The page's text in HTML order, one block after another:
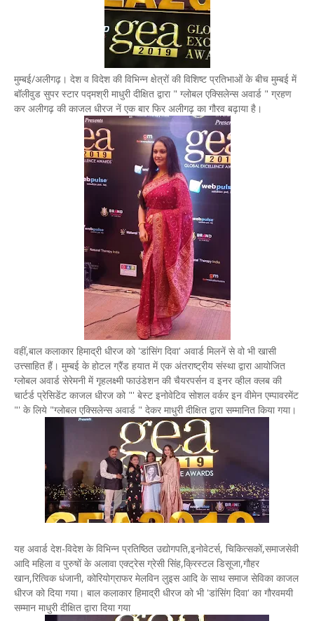
मुम्बई/अलीगढ़। देश व विदेश की विभिन्न क्षेत्रों की विशिष्ट प्रतिभाओं के बीच मुम्बई में
बॉलीवुड सुपर स्टार पद्मश्री माधुरी दीक्षित द्वारा " ग्लोबल एक्सिलेन्स अवार्ड " ग्रहण
कर अलीगढ़ की काजल धीरज नें एक बार फिर अलीगढ़ का गौरव बढ़ाया है।
वहीं,बाल कलाकार हिमाद्री धीरज को 'डांसिंग दिवा' अवार्ड मिलनें से वो भी खासी
उत्त्साहित हैं। मुम्बई के होटल ग्रैंड हयात में एक अंतराष्ट्रीय संस्था द्वारा आयोजित
ग्लोबल अवार्ड सेरेमनी में गृहलक्ष्मी फाउंडेशन की चैयरपर्सन व इनर व्हील क्लब की
चार्टर्ड प्रेसिडेंट काजल धीरज को "' बेस्ट इनोवेटिव सोशल वर्कर इन वीमेन एम्पावरमेंट
"' के लिये "ग्लोबल एक्सिलेन्स अवार्ड " देकर माधुरी दीक्षित द्वारा सम्मानित किया गया।
यह अवार्ड देश-विदेश के विभिन्न प्रतिष्ठित उद्योगपति,इनोवेटर्स, चिकित्सकों,समाजसेवी
आदि महिला व पुरुषों के अलावा एक्ट्रेस ग्रेसी सिंह,क्रिस्टल डिसूजा,गौहर
खान,रित्विक धंजानी, कोरियोग्राफर मेलविन लुइस आदि के साथ समाज सेविका काजल
धीरज को दिया गया। बाल कलाकार हिमाद्री धीरज को भी 'डांसिंग दिवा' का गौरवमयी
सम्मान माधुरी दीक्षित द्वारा दिया गया